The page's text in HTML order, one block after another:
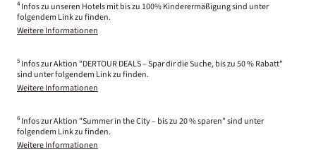
4 Infos zu unseren Hotels mit bis zu 100% Kinderermäßigung sind unter
folgendem Link zu finden.
Weitere Informationen
5 Infos zur Aktion "DERTOUR DEALS – Spar dir die Suche, bis zu 50 % Rabatt"
sind unter folgendem Link zu finden.
Weitere Informationen
6 Infos zur Aktion "Summer in the City – bis zu 20 % sparen" sind unter
folgendem Link zu finden.
Weitere Informationen